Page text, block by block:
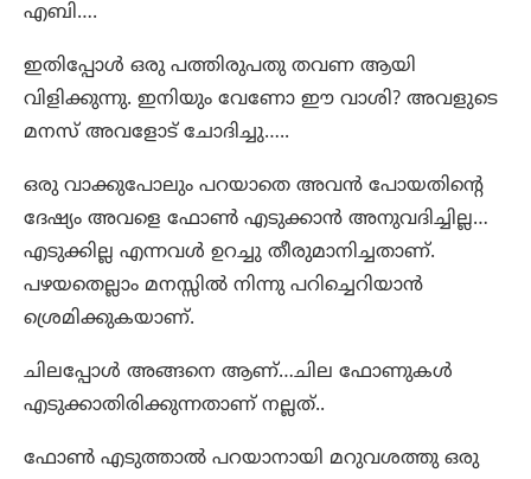
എബി….
ഇതിപ്പോൾ ഒരു പത്തിരുപതു തവണ ആയി
വിളിക്കുന്നു. ഇനിയും വേണോ ഈ വാശി? അവളുടെ
മനസ് അവളോട് ചോദിച്ചു…..
ഒരു വാക്കുപോലും പറയാതെ അവൻ പോയതിന്റെ
ദേഷ്യം അവളെ ഫോൺ എടുക്കാൻ അനുവദിച്ചില്ല…
എടുക്കില്ല എന്നവൾ ഉറച്ചു തീരുമാനിച്ചതാണ്.
പഴയതെല്ലാം മനസ്സിൽ നിന്നു പറിച്ചെറിയാൻ
ശ്രെമിക്കുകയാണ്.
ചിലപ്പോൾ അങ്ങനെ ആണ്…ചില ഫോണുകൾ
എടുക്കാതിരിക്കുന്നതാണ് നല്ലത്..
ഫോൺ എടുത്താൽ പറയാനായി മറുവശത്തു ഒരു